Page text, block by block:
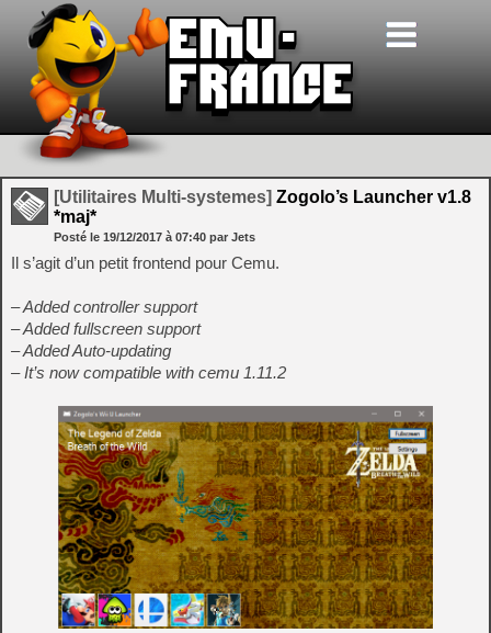
[Utilitaires Multi-systemes] Zogolo’s Launcher v1.8
*maj*
Posté le 19/12/2017 à 07:40 par Jets
Il s’agit d’un petit frontend pour Cemu.
– Added controller support
– Added fullscreen support
– Added Auto-updating
– It’s now compatible with cemu 1.11.2